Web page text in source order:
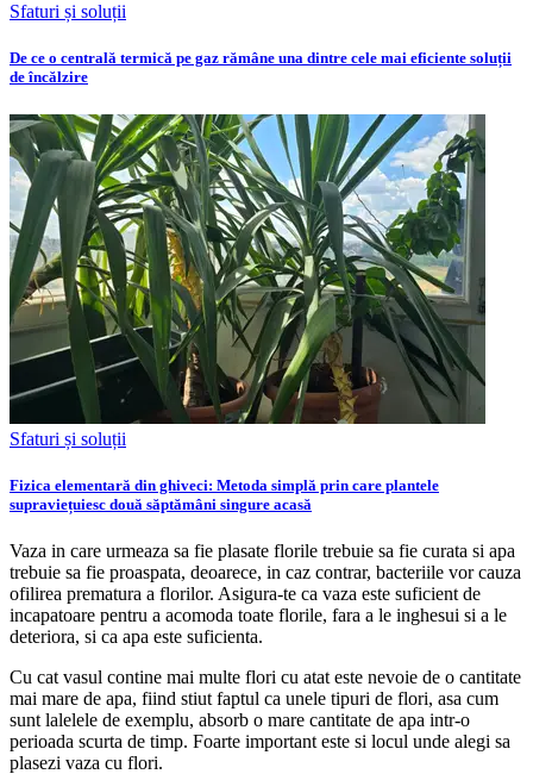
Sfaturi și soluții
De ce o centrală termică pe gaz rămâne una dintre cele mai eficiente soluții
de încălzire
Sfaturi și soluții
Fizica elementară din ghiveci: Metoda simplă prin care plantele
supraviețuiesc două săptămâni singure acasă
Vaza in care urmeaza sa fie plasate florile trebuie sa fie curata si apa
trebuie sa fie proaspata, deoarece, in caz contrar, bacteriile vor cauza
ofilirea prematura a florilor. Asigura-te ca vaza este suficient de
incapatoare pentru a acomoda toate florile, fara a le inghesui si a le
deteriora, si ca apa este suficienta.
Cu cat vasul contine mai multe flori cu atat este nevoie de o cantitate
mai mare de apa, fiind stiut faptul ca unele tipuri de flori, asa cum
sunt lalelele de exemplu, absorb o mare cantitate de apa intr-o
perioada scurta de timp. Foarte important este si locul unde alegi sa
plasezi vaza cu flori.